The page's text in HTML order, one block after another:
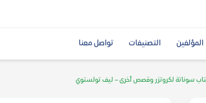
المؤلفين التصنيفات تواصل معنا
سوناتة لكروتزر وقصص أخرى – ليف تولستوي